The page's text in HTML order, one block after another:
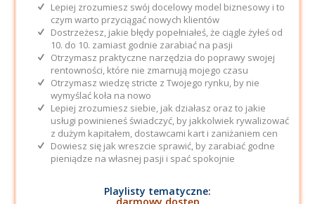
Lepiej zrozumiesz swój docelowy model biznesowy i to
czym warto przyciągać nowych klientów
Dostrzeżesz, jakie błędy popełniałeś, że ciągle żyłeś od
10. do 10. zamiast godnie zarabiać na pasji
Otrzymasz praktyczne narzędzia do poprawy swojej
rentowności, które nie zmarnują mojego czasu
Otrzymasz wiedzę stricte z Twojego rynku, by nie
wymyślać koła na nowo
Lepiej zrozumiesz siebie, jak działasz oraz to jakie
usługi powinieneś świadczyć, by jakkolwiek rywalizować
z dużym kapitałem, dostawcami kart i zaniżaniem cen
Dowiesz się jak wreszcie sprawić, by zarabiać godne
pieniądze na własnej pasji i spać spokojnie
Playlisty tematyczne: